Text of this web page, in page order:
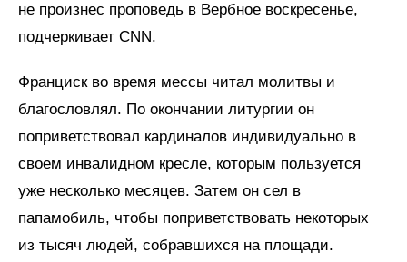
не произнес проповедь в Вербное воскресенье,
подчеркивает CNN.
Франциск во время мессы читал молитвы и
благословлял. По окончании литургии он
поприветствовал кардиналов индивидуально в
своем инвалидном кресле, которым пользуется
уже несколько месяцев. Затем он сел в
папамобиль, чтобы поприветствовать некоторых
из тысяч людей, собравшихся на площади.